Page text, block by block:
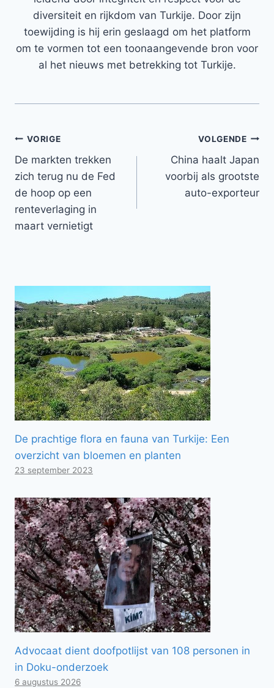
diversiteit en rijkdom van Turkije. Door zijn
toewijding is hij erin geslaagd om het platform
om te vormen tot een toonaangevende bron voor
al het nieuws met betrekking tot Turkije.
Bericht
navigatie
VORIGE
De markten trekken
zich terug nu de Fed
de hoop op een
renteverlaging in
maart vernietigt
VOLGENDE
China haalt Japan
voorbij als grootste
auto-exporteur
De prachtige flora en fauna van Turkije: Een
overzicht van bloemen en planten
23 september 2023
Advocaat dient doofpotlijst van 108 personen in
in Doku-onderzoek
6 augustus 2026